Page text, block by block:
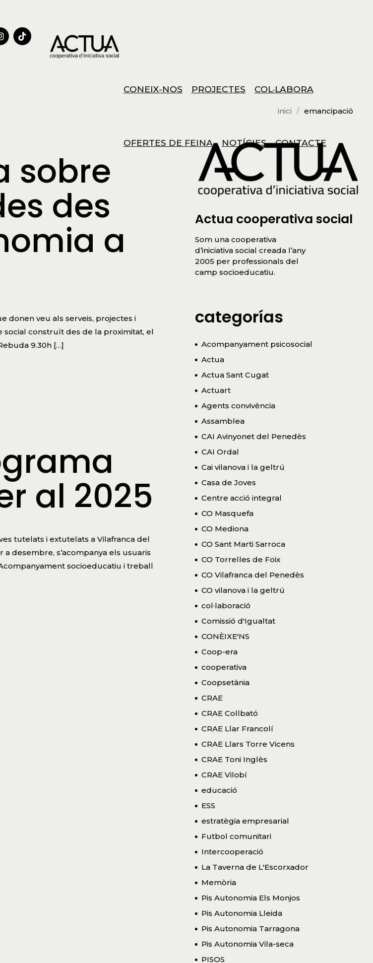
CONEIX-NOS PROJECTES COL·LABORA
OFERTES DE FEINA NOTÍCIES CONTACTE
inici emancipació
sobre
des
a
donen veu als serveis, projectes i
social construït des de la proximitat, el
9.30h […]
al 2025
tutelats i extutelats a Vilafranca del
desembre, s’acompanya els usuaris
socioeducatiu i treball
Actua cooperativa social
Som una cooperativa
d’iniciativa social creada l’any
2005 per professionals del
camp socioeducatiu.
categorías
Acompanyament psicosocial
Actua
Actua Sant Cugat
Actuart
Agents convivència
Assamblea
CAI Avinyonet del Penedès
CAI Ordal
Cai vilanova i la geltrú
Casa de Joves
Centre acció integral
CO Masquefa
CO Mediona
CO Sant Marti Sarroca
CO Torrelles de Foix
CO Vilafranca del Penedès
CO vilanova i la geltrú
col·laboració
Comissió d'Igualtat
CONÈIXE'NS
Coop-era
cooperativa
Coopsetània
CRAE
CRAE Collbató
CRAE Llar Francolí
CRAE Llars Torre Vicens
CRAE Toni Inglès
CRAE Vilobí
educació
ESS
estratègia empresarial
Futbol comunitari
Intercooperació
La Taverna de L'Escorxador
Memòria
Pis Autonomia Els Monjos
Pis Autonomia Lleida
Pis Autonomia Tarragona
Pis Autonomia Vila-seca
PISOS